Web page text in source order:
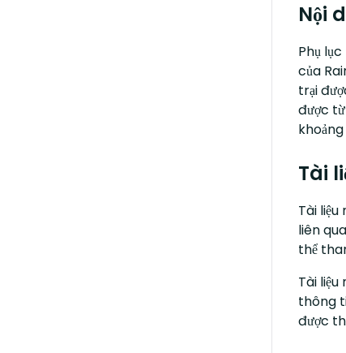
Nội
Phụ
của
trại
được
Tài
Tài
liên
thể
Tài
thông
được